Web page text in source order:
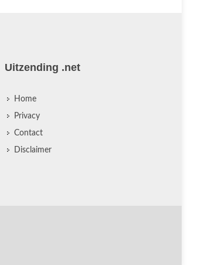
Uitzending .net
Home
Privacy
Contact
Disclaimer